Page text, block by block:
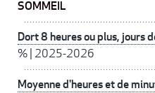
SOMMEIL
Dort 8 heures ou plus, jours
% 2025-2026
Moyenne d'heures et de